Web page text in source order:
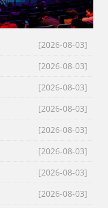
[2026-08-03]
[2026-08-03]
[2026-08-03]
[2026-08-03]
[2026-08-03]
[2026-08-03]
[2026-08-03]
[2026-08-03]